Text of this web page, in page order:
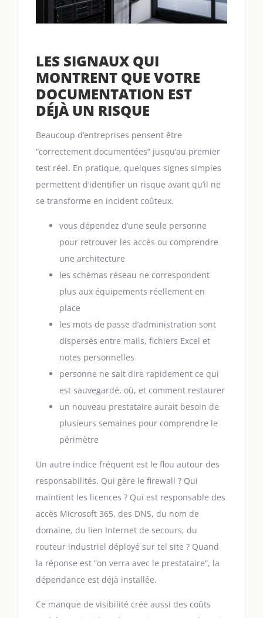
LES SIGNAUX QUI
MONTRENT QUE VOTRE
DOCUMENTATION EST
DÉJÀ UN RISQUE
Beaucoup d’entreprises pensent être
“correctement documentées” jusqu’au premier
test réel. En pratique, quelques signes simples
permettent d’identifier un risque avant qu’il ne
se transforme en incident coûteux.
vous dépendez d’une seule personne
pour retrouver les accès ou comprendre
une architecture
les schémas réseau ne correspondent
plus aux équipements réellement en
place
les mots de passe d’administration sont
dispersés entre mails, fichiers Excel et
notes personnelles
personne ne sait dire rapidement ce qui
est sauvegardé, où, et comment restaurer
un nouveau prestataire aurait besoin de
plusieurs semaines pour comprendre le
périmètre
Un autre indice fréquent est le flou autour des
responsabilités. Qui gère le firewall ? Qui
maintient les licences ? Qui est responsable des
accès Microsoft 365, des DNS, du nom de
domaine, du lien Internet de secours, du
routeur industriel déployé sur tel site ? Quand
la réponse est “on verra avec le prestataire”, la
dépendance est déjà installée.
Ce manque de visibilité crée aussi des coûts